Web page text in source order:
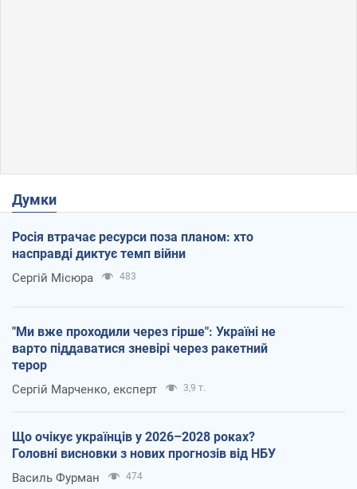
Думки
Росія втрачає ресурси поза планом: хто
насправді диктує темп війни
Сергій Місюра 483
"Ми вже проходили через гірше": Україні не
варто піддаватися зневірі через ракетний
терор
Сергій Марченко, експерт 3,9 т.
Що очікує українців у 2026–2028 роках?
Головні висновки з нових прогнозів від НБУ
Василь Фурман 474